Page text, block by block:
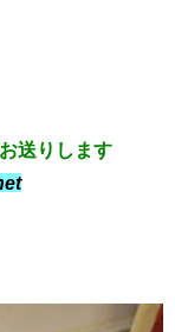
送りします